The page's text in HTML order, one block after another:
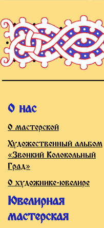
О нас
О мастерской
Художественный альбом
«Звонкий Колокольный
Град»
О художнике-ювелире
Ювелирная
мастерская